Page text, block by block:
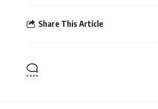
Share This Article